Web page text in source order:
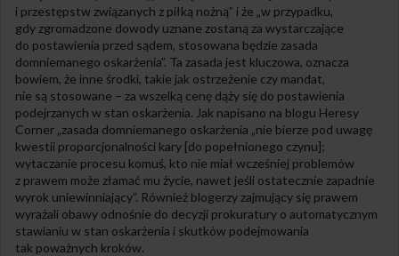
i przestępstw związanych z piłką nożną” i że „w przypadku,
gdy zgromadzone dowody uznane zostaną za wystarczające
do postawienia przed sądem, stosowana będzie zasada
domniemanego oskarżenia”. Ta zasada jest kluczowa, oznacza
bowiem, że inne środki, takie jak ostrzeżenie czy mandat,
nie są stosowane – za wszelką cenę dąży się do postawienia
podejrzanych w stan oskarżenia. Jak napisano na blogu Heresy
Corner „zasada domniemanego oskarżenia „nie bierze pod uwagę
kwestii proporcjonalności kary [do popełnionego czynu];
wytaczanie procesu komuś, kto nie miał wcześniej problemów
z prawem może złamać mu życie, nawet jeśli ostatecznie zapadnie
wyrok uniewinniający”. Również blogerzy zajmujący się prawem
wyrażali obawy odnośnie do decyzji prokuratury o automatycznym
stawianiu w stan oskarżenia i skutków podejmowania
tak poważnych kroków.